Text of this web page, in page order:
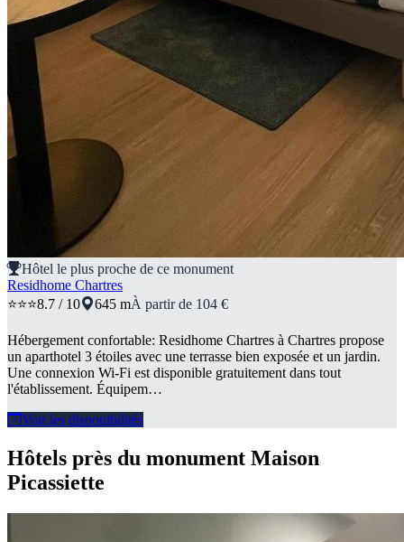
Hôtel le plus proche de ce monument
Residhome Chartres
⭐⭐⭐8.7 / 10 645 mÀ partir de 104 €
Hébergement confortable: Residhome Chartres à Chartres propose
un aparthotel 3 étoiles avec une terrasse bien exposée et un jardin.
Une connexion Wi-Fi est disponible gratuitement dans tout
l'établissement. Équipem…
Voir les disponibilités
Hôtels près du monument Maison
Picassiette